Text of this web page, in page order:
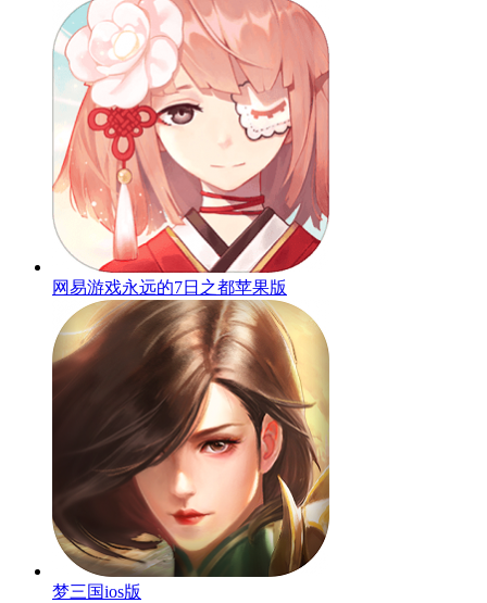
网易游戏永远的7日之都苹果版
梦三国ios版